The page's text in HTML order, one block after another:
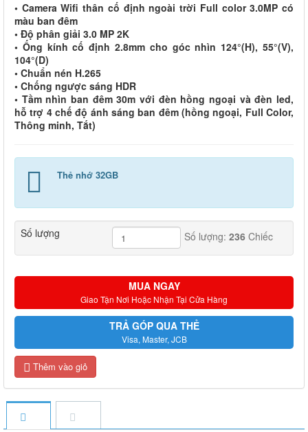
• Camera Wifi thân cố định ngoài trời Full color 3.0MP có
màu ban đêm
• Độ phân giải 3.0 MP 2K
• Ống kính cố định 2.8mm cho góc nhìn 124°(H), 55°(V),
104°(D)
• Chuẩn nén H.265
• Chống ngược sáng HDR
• Tầm nhìn ban đêm 30m với đèn hồng ngoại và đèn led,
hỗ trợ 4 chế độ ánh sáng ban đêm (hồng ngoại, Full Color,
Thông minh, Tắt)
Thẻ nhớ 32GB
Số lượng Số lượng: 236Chiếc
MUA NGAY
Giao Tận Nơi Hoặc Nhận Tại Cửa Hàng
TRẢ GÓP QUA THẺ
Visa, Master, JCB
Thêm vào giỏ